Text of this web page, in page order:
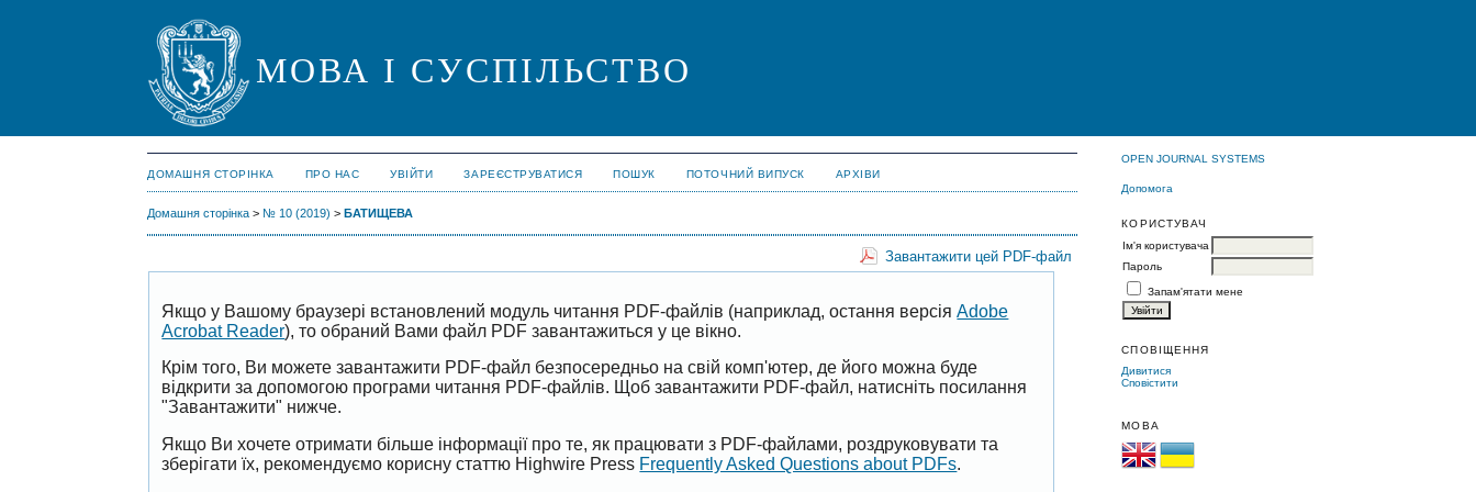
МОВА І СУСПІЛЬСТВО
OPEN JOURNAL SYSTEMS
Допомога
КОРИСТУВАЧ
Ім'я користувача
Пароль
Запам'ятати мене
СПОВІЩЕННЯ
Дивитися
Сповістити
МОВА
ДОМАШНЯ СТОРІНКА ПРО НАС УВІЙТИ ЗАРЕЄСТРУВАТИСЯ ПОШУК ПОТОЧНИЙ ВИПУСК АРХІВИ
Домашня сторінка > № 10 (2019) >БАТИЩЕВА
Завантажити цей PDF-файл
Якщо у Вашому браузері встановлений модуль читання PDF-файлів (наприклад, остання версіяAdobe
Acrobat Reader), то обраний Вами файл PDF завантажиться у це вікно.
Крім того, Ви можете завантажити PDF-файл безпосередньо на свій комп'ютер, де його можна буде
відкрити за допомогою програми читання PDF-файлів. Щоб завантажити PDF-файл, натисніть посилання
"Завантажити" нижче.
Якщо Ви хочете отримати більше інформації про те, як працювати з PDF-файлами, роздруковувати та
зберігати їх, рекомендуємо корисну статтю Highwire Press Frequently Asked Questions about PDFs.